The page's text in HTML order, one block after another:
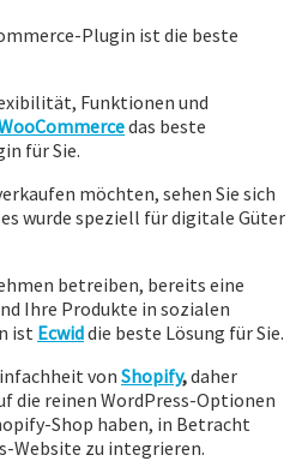
Plugin ist die beste
Funktionen und
das beste
für Sie.
möchten, sehen Sie sich
es wurde speziell für digitale Güter
betreiben, bereits eine
Ihre Produkte in sozialen
ist Ecwiddie beste Lösung für Sie.
von Shopify,daher
die reinen WordPress-Optionen
Shop haben, in Betracht
Website zu integrieren.